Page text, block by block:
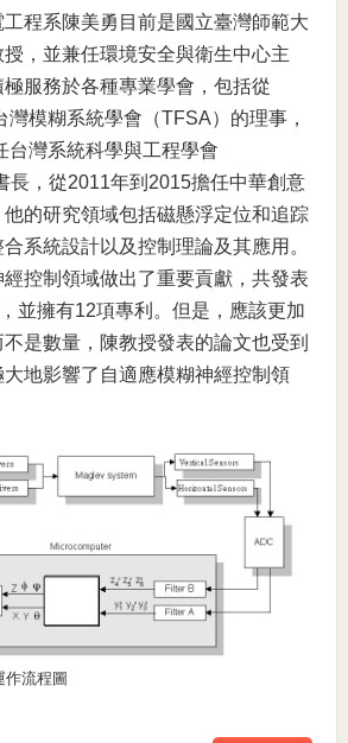
工程系陳美勇目前是國立臺灣師範大
，並兼任環境安全與衛生中心主
服務於各種專業學會，包括從
灣模糊系統學會（TFSA）的理事，
台灣系統科學與工程學會
長，從2011年到2015擔任中華創意
的研究領域包括磁懸浮定位和追踪
系統設計以及控制理論及其應用。
控制領域做出了重要貢獻，共發表
並擁有12項專利。但是，應該更加
是數量，陳教授發表的論文也受到
地影響了自適應模糊神經控制領
作流程圖